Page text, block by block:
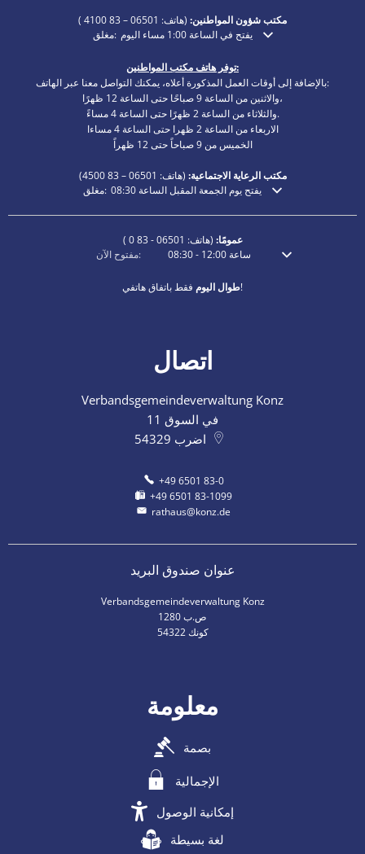
مكتب شؤون المواطنين: (هاتف:
)
انقر لإخفاء أوقات الفتح أو الإغلاق الإضافية
مغلق: يفتح في الساعة 1:00 مساء اليوم
توفر هاتف مكتب المواطنين:
بالإضافة إلى أوقات العمل المذكورة أعلاه، يمكنك التواصل معنا عبر الهاتف:
والاثنين من الساعة 9 صباحًا حتى الساعة 12 ظهرًا،
والثلاثاء من الساعة 2 ظهرًا حتى الساعة 4 مساءً.
الاربعاء من الساعة 2 ظهرا حتى الساعة 4 مساءا
الخميس من 9 صباحاً حتى 12 ظهراً
مكتب الرعاية الاجتماعية: (هاتف:
4500)
انقر لإخفاء أوقات الفتح أو الإغلاق الإضافية
مغلق: يفتح يوم الجمعة المقبل الساعة 08:30
عمومًا: (هاتف:
)
انقر لإخفاء أوقات الفتح أو الإغلاق الإضافية
مفتوح الآن: 08:30-12:00 ساعة
طوال اليومفقط باتفاق هاتفي!
اتصال
Verbandsgemeindeverwaltung Konz
في السوق 11
54329 اضرب
+49 6501 83-0
+49 6501 83-1099
rathaus@konz.de
عنوان صندوق البريد
Verbandsgemeindeverwaltung Konz
ص.ب 1280
54322 كونك
معلومة
بصمة
الإجمالية
إمكانية الوصول
لغة بسيطة